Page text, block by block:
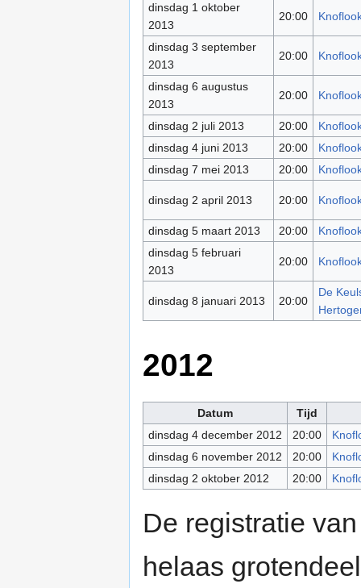
dinsdag 1 oktober
2013
20:00
dinsdag 3 september
2013
20:00
dinsdag 6 augustus
2013
20:00
dinsdag 2 juli 2013 20:00
dinsdag 4 juni 2013
20:00
dinsdag 7 mei 2013
20:00
dinsdag 2 april 2013 20:00
dinsdag 5 maart 2013 20:00
dinsdag 5 februari
2013
20:00
dinsdag 8 januari 2013 20:00
De
2012
Datum
Tijd
dinsdag 4 december 2012
20:00
dinsdag 6 november 2012
20:00
dinsdag 2 oktober 2012
20:00
De registratie
helaas